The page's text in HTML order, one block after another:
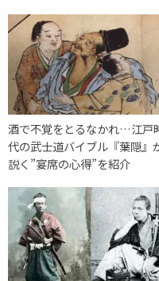
酒で不覚をとるなかれ…江戸
代の武士道バイブル『葉隠』
説く”宴席の心得”を紹介